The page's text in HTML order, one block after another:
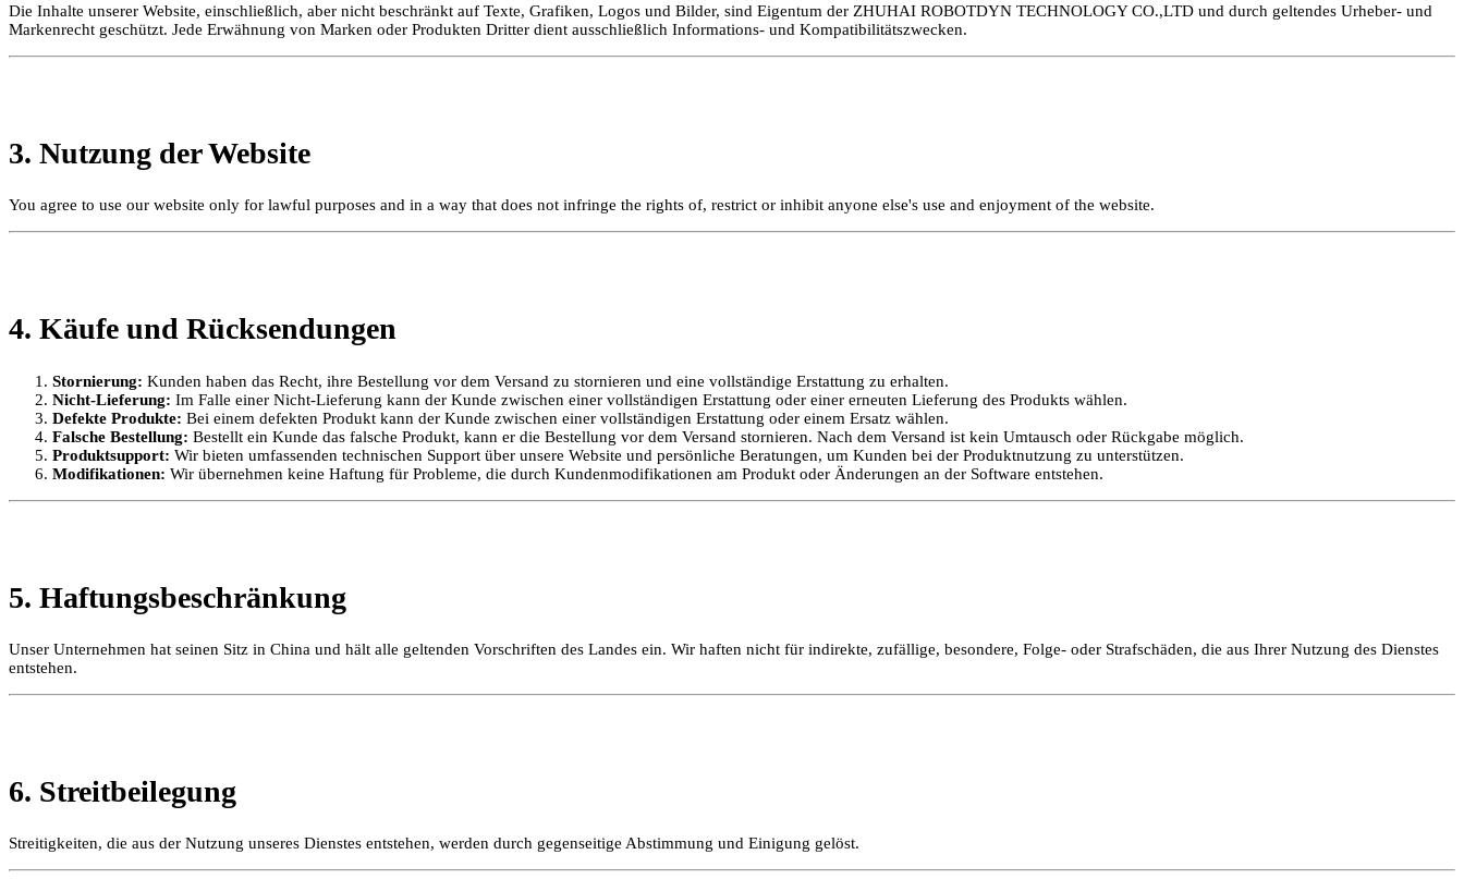
Die Inhalte unserer Website, einschließlich, aber nicht beschränkt auf Texte, Grafiken, Logos und Bilder, sind Eigentum der ZHUHAI ROBOTDYN TECHNOLOGY CO.,LTD und durch geltendes Urheber- und
Markenrecht geschützt. Jede Erwähnung von Marken oder Produkten Dritter dient ausschließlich Informations- und Kompatibilitätszwecken.
3. Nutzung der Website
You agree to use our website only for lawful purposes and in a way that does not infringe the rights of, restrict or inhibit anyone else's use and enjoyment of the website.
4. Käufe und Rücksendungen
Stornierung: Kunden haben das Recht, ihre Bestellung vor dem Versand zu stornieren und eine vollständige Erstattung zu erhalten.
Nicht-Lieferung: Im Falle einer Nicht-Lieferung kann der Kunde zwischen einer vollständigen Erstattung oder einer erneuten Lieferung des Produkts wählen.
Defekte Produkte: Bei einem defekten Produkt kann der Kunde zwischen einer vollständigen Erstattung oder einem Ersatz wählen.
Falsche Bestellung: Bestellt ein Kunde das falsche Produkt, kann er die Bestellung vor dem Versand stornieren. Nach dem Versand ist kein Umtausch oder Rückgabe möglich.
Produktsupport: Wir bieten umfassenden technischen Support über unsere Website und persönliche Beratungen, um Kunden bei der Produktnutzung zu unterstützen.
Modifikationen: Wir übernehmen keine Haftung für Probleme, die durch Kundenmodifikationen am Produkt oder Änderungen an der Software entstehen.
5. Haftungsbeschränkung
Unser Unternehmen hat seinen Sitz in China und hält alle geltenden Vorschriften des Landes ein. Wir haften nicht für indirekte, zufällige, besondere, Folge- oder Strafschäden, die aus Ihrer Nutzung des Dienstes
entstehen.
6. Streitbeilegung
Streitigkeiten, die aus der Nutzung unseres Dienstes entstehen, werden durch gegenseitige Abstimmung und Einigung gelöst.